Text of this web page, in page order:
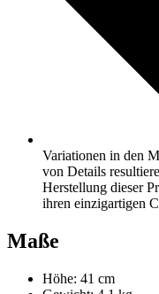
Variationen in den
von Details
Herstellung dieser
ihren einzigartigen
Maße
Höhe: 41 cm